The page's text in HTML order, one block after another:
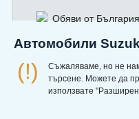
Обяви от България
Автомобили
(!)
Съжаляваме, но не
търсене. Можете да
използвате